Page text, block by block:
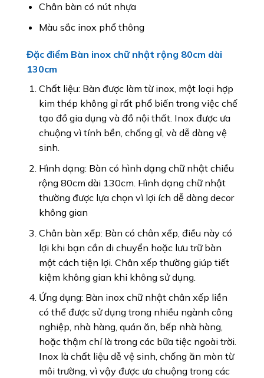
Chân bàn có nút nhựa
Màu sắc inox phổ thông
Đặc điểm Bàn inox chữ nhật rộng 80cm dài
130cm
Chất liệu: Bàn được làm từ inox, một loại hợp
kim thép không gỉ rất phổ biến trong việc chế
tạo đồ gia dụng và đồ nội thất. Inox được ưa
chuộng vì tính bền, chống gỉ, và dễ dàng vệ
sinh.
Hình dạng: Bàn có hình dạng chữ nhật chiều
rộng 80cm dài 130cm. Hình dạng chữ nhật
thường được lựa chọn vì lợi ích dễ dàng decor
không gian
Chân bàn xếp: Bàn có chân xếp, điều này có
lợi khi bạn cần di chuyển hoặc lưu trữ bàn
một cách tiện lợi. Chân xếp thường giúp tiết
kiệm không gian khi không sử dụng.
Ứng dụng: Bàn inox chữ nhật chân xếp liền
có thể được sử dụng trong nhiều ngành công
nghiệp, nhà hàng, quán ăn, bếp nhà hàng,
hoặc thậm chí là trong các bữa tiệc ngoài trời.
Inox là chất liệu dễ vệ sinh, chống ăn mòn từ
môi trường, vì vậy được ưa chuộng trong các